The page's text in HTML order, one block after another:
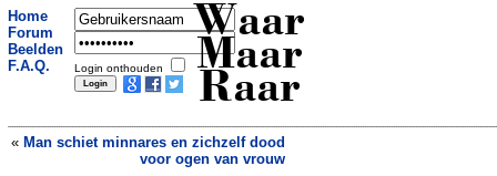
Home
Forum
Beelden
F.A.Q.
Login onthouden
Waar
Maar
Raar
« Man schiet minnares en zichzelf dood
voor ogen van vrouw